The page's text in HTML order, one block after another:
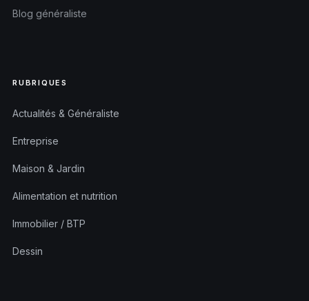
Blog généraliste
RUBRIQUES
Actualités & Généraliste
Entreprise
Maison & Jardin
Alimentation et nutrition
Immobilier / BTP
Dessin